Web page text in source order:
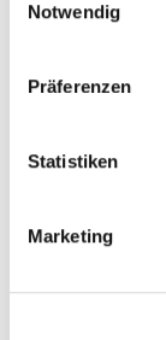
Notwendig
Präferenzen
Statistiken
Marketing